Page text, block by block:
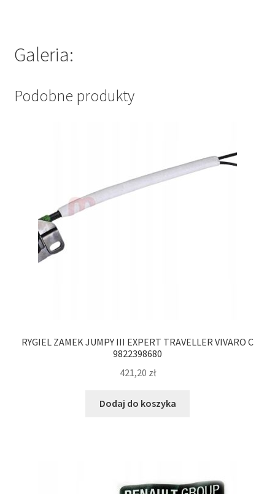
Galeria:
Podobne produkty
RYGIEL ZAMEK JUMPY III EXPERT TRAVELLER VIVARO C
9822398680
421,20 zł
Dodaj do koszyka